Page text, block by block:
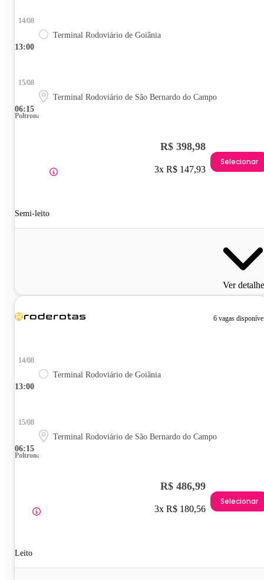
13:00
14/08
Terminal Rodoviário de Goiânia
06:15
15/08
Terminal Rodoviário de São Bernardo do Campo
Poltrona
Semi-leito
R$ 398,98
3x R$ 147,93
Selecionar
Ver
6 vagas
13:00
14/08
Terminal Rodoviário de Goiânia
06:15
15/08
Terminal Rodoviário de São Bernardo do Campo
Poltrona
Leito
R$ 486,99
3x R$ 180,56
Selecionar